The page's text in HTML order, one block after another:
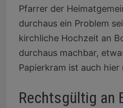
Pfarrer der
durchaus ein Problem
kirchliche Hochzeit an
durchaus machbar,
Papierkram ist auch hier
Rechtsgültig an